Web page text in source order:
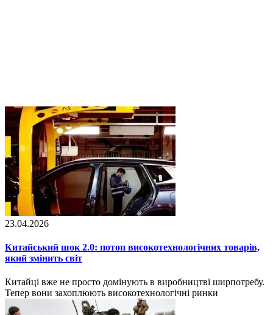
23.04.2026
Китайський шок 2.0: потоп високотехнологічних товарів,
який змінить світ
Китайці вже не просто домінують в виробництві ширпотребу.
Тепер вони захоплюють високотехнологічні ринки